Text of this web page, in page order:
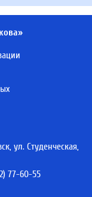
ул. Студенческая,
77-60-55